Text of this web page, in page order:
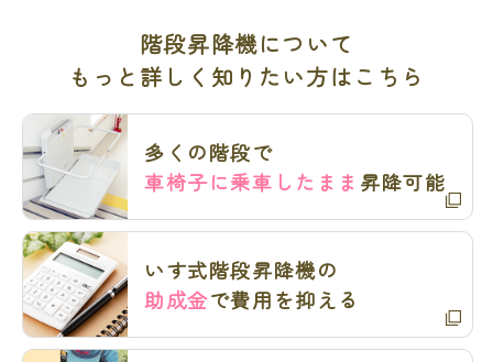
階段昇降機について
もっと詳しく知りたい方はこちら
多くの階段で
車椅子に乗車したまま 昇降可能
いす式階段昇降機の
助成金で費用を抑える